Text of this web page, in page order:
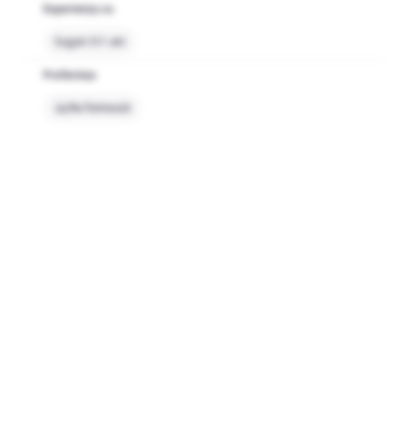
Experiența cu
Sugari 0-1 ani
Preferințe
Nu fumează